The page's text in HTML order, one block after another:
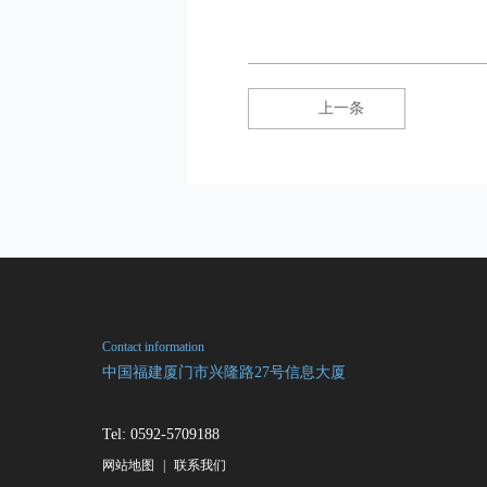
上一条
Contact information
中国福建厦门市兴隆路27号信息大厦
Tel: 0592-5709188
网站地图 联系我们